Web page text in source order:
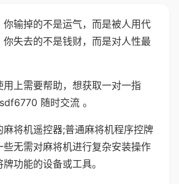
你输掉的不是运气，而是被人用代
失去的不是钱财，而是对人性最
用上需要帮助，想获取一对一指
随时交流 。
麻将机遥控器;普通麻将机程序控牌
无需对麻将机进行复杂安装操作
功能的设备或工具。